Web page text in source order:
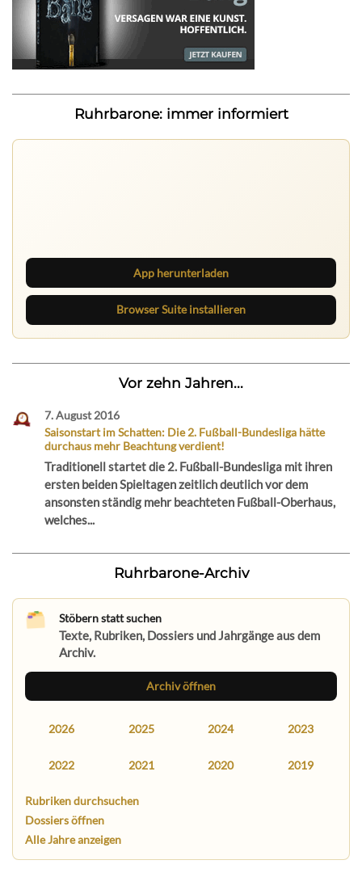
Ruhrbarone: immer informiert
App herunterladen
Browser Suite installieren
Vor zehn Jahren...
7. August 2016
Saisonstart im Schatten: Die 2. Fußball-Bundesliga hätte
durchaus mehr Beachtung verdient!
Traditionell startet die 2. Fußball-Bundesliga mit ihren
ersten beiden Spieltagen zeitlich deutlich vor dem
ansonsten ständig mehr beachteten Fußball-Oberhaus,
welches...
Ruhrbarone-Archiv
Stöbern statt suchen
Texte, Rubriken, Dossiers und Jahrgänge aus dem
Archiv.
Archiv öffnen
2026 2025 2024 2023
2022 2021 2020 2019
Rubriken durchsuchen
Dossiers öffnen
Alle Jahre anzeigen